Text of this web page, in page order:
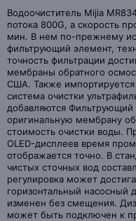
Водоочиститель Mijia
потока 800G, а скорость
мин. В нем по-прежнему
фильтрующий элемент,
точность фильтрации
мембраны обратного
США. Также
система очистки
добавляются
оригинальную мембрану
стоимость очистки воды.
OLED-дисплеев время
отображается точно. В
чистых сточных вод
регулировка может
горизонтальный насосный
изменен без смещения.
может быть подключен к